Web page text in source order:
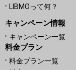
LIBMOって何？
キャンペーン情報
キャンペーン一覧
料金プラン
料金プラン一覧